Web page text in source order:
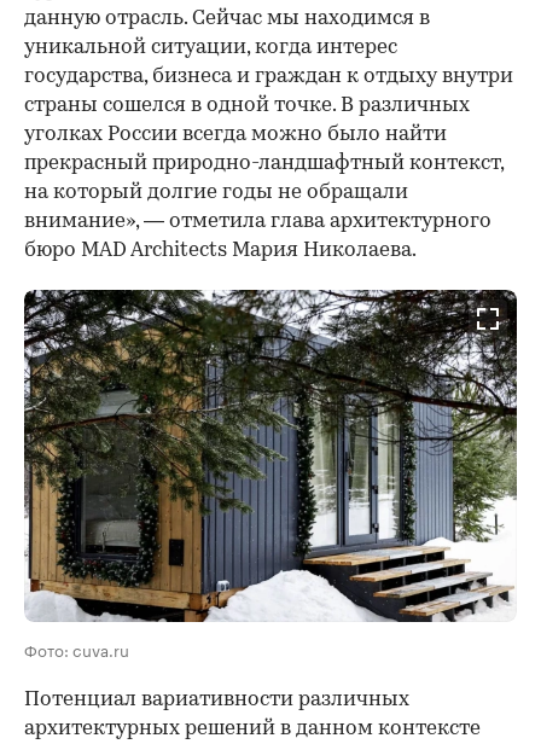
данную отрасль. Сейчас мы находимся в
уникальной ситуации, когда интерес
государства, бизнеса и граждан к отдыху внутри
страны сошелся в одной точке. В различных
уголках России всегда можно было найти
прекрасный природно-ландшафтный контекст,
на который долгие годы не обращали
внимание», — отметила глава архитектурного
бюро MAD Architects Мария Николаева.
Фото: cuva.ru
Потенциал вариативности различных
архитектурных решений в данном контексте